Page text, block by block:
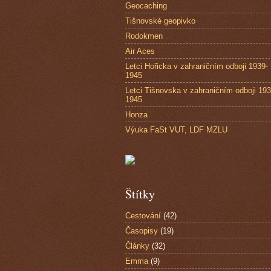
Geocaching
Tišnovské geopivko
Rodokmen
Air Aces
Letci Hořicka v zahraničním odboji 1939-
1945
Letci Tišnovska v zahraničním odboji
1945
Honza
Výuka FaSt VUT, LDF MZLU
Štítky
Cestování (42)
Časopisy (19)
Články (32)
Emma (9)